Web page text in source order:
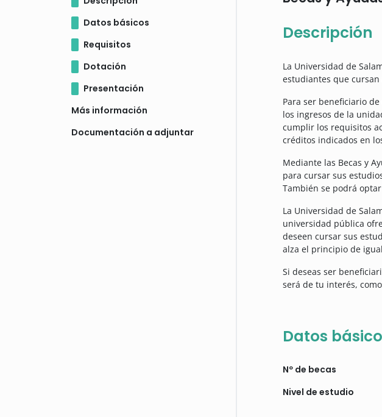
Datos básicos
Requisitos
Dotación
Presentación
Más información
Documentación a adjuntar
Descripción
La Universidad de
estudiantes que
Para ser beneficiario
los ingresos de la
cumplir los requisitos
créditos indicados en
Mediante las Becas y
para cursar sus
También se podrá
La Universidad de
universidad pública
deseen cursar sus
alza el principio de
Si deseas ser
será de tu interés,
Datos
Nº de becas
Nivel de estudio